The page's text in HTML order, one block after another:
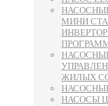
МИНИ
ЖИЛЫХ
НАСОСЫ